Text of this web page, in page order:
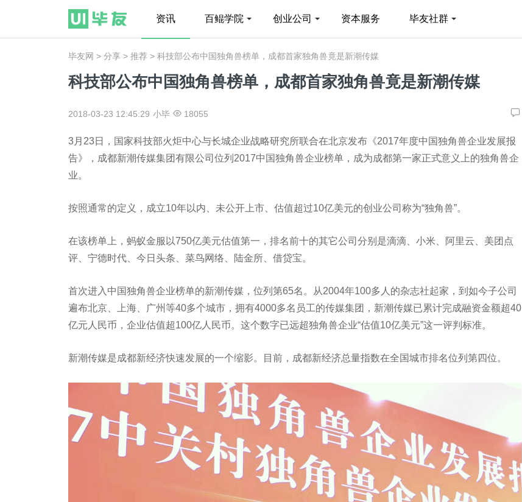
资讯 百鲲学院 创业公司 资本服务 毕友社群
毕友网 > 分享 > 推荐 > 科技部公布中国独角兽榜单，成都首家独角兽竟是新潮传媒
科技部公布中国独角兽榜单，成都首家独角兽竟是新潮传媒
2018-03-23 12:45:29 小毕 18055
3月23日，国家科技部火炬中心与长城企业战略研究所联合在北京发布《2017年度中国独角兽企业发展报
告》，成都新潮传媒集团有限公司位列2017中国独角兽企业榜单，成为成都第一家正式意义上的独角兽企
业。
按照通常的定义，成立10年以内、未公开上市、估值超过10亿美元的创业公司称为“独角兽”。
在该榜单上，蚂蚁金服以750亿美元估值第一，排名前十的其它公司分别是滴滴、小米、阿里云、美团点
评、宁德时代、今日头条、菜鸟网络、陆金所、借贷宝。
首次进入中国独角兽企业榜单的新潮传媒，位列第65名。从2004年100多人的杂志社起家，到如今子公司
遍布北京、上海、广州等40多个城市，拥有4000多名员工的传媒集团，新潮传媒已累计完成融资金额超40
亿元人民币，企业估值超100亿人民币。这个数字已远超独角兽企业“估值10亿美元”这一评判标准。
新潮传媒是成都新经济快速发展的一个缩影。目前，成都新经济总量指数在全国城市排名位列第四位。